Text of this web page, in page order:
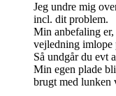
Jeg undre mig
incl. dit problem.
Min anbefaling
vejledning
Så undgår du evt
Min egen plade
brugt med lunken